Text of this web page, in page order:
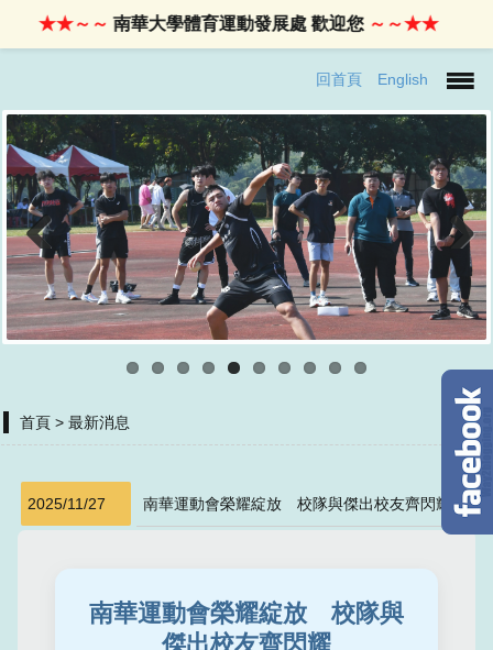
回首頁 English
Previous Next
首頁 > 最新消息
2025/11/27 南華運動會榮耀綻放 校隊與傑出校友齊閃耀
南華運動會榮耀綻放 校隊與
傑出校友齊閃耀
★★～～南華大學體育運動發展處 歡迎您 ～～★★